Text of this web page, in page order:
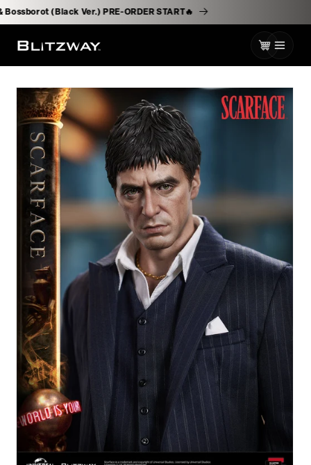
건
너
뛰
기
& Bossborot (Black Ver.) PRE-ORDER START🔥
트